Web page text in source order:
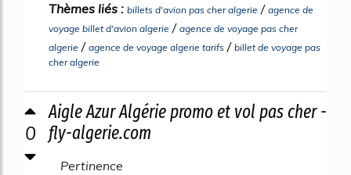
Thèmes liés : billets d'avion pas cher algerie / agence de
voyage billet d'avion algerie / agence de voyage pas cher
algerie / agence de voyage algerie tarifs / billet de voyage pas
cher algerie
0
Aigle Azur Algérie promo et vol pas cher -
fly-algerie.com
Pertinence